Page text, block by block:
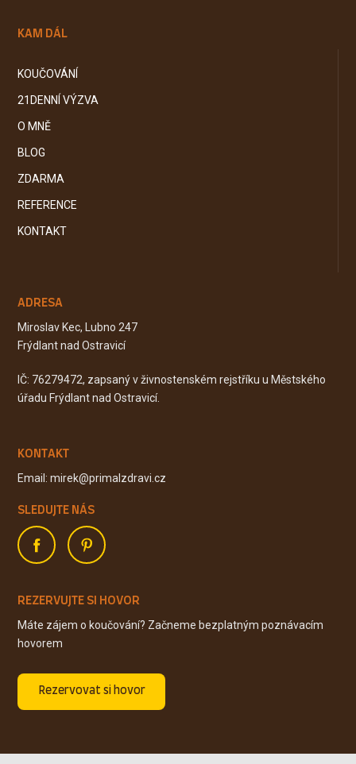
KAM DÁL
KOUČOVÁNÍ
21DENNÍ VÝZVA
O MNĚ
BLOG
ZDARMA
REFERENCE
KONTAKT
ADRESA
Miroslav Kec, Lubno 247
Frýdlant nad Ostravicí
IČ: 76279472, zapsaný v živnostenském rejstříku u Městského
úřadu Frýdlant nad Ostravicí.
KONTAKT
Email: mirek@primalzdravi.cz
SLEDUJTE NÁS
REZERVUJTE SI HOVOR
Máte zájem o koučování? Začneme bezplatným poznávacím
hovorem
Rezervovat si hovor